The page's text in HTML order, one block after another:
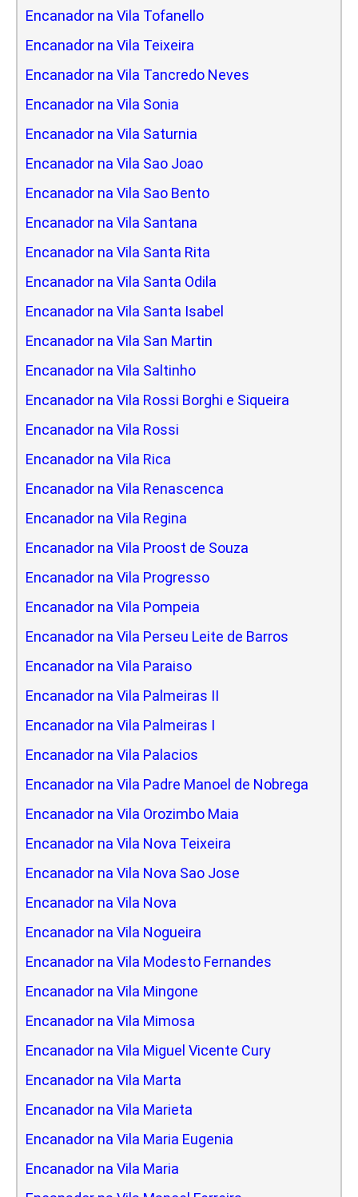
Encanador na Vila Tofanello
Encanador na Vila Teixeira
Encanador na Vila Tancredo Neves
Encanador na Vila Sonia
Encanador na Vila Saturnia
Encanador na Vila Sao Joao
Encanador na Vila Sao Bento
Encanador na Vila Santana
Encanador na Vila Santa Rita
Encanador na Vila Santa Odila
Encanador na Vila Santa Isabel
Encanador na Vila San Martin
Encanador na Vila Saltinho
Encanador na Vila Rossi Borghi e Siqueira
Encanador na Vila Rossi
Encanador na Vila Rica
Encanador na Vila Renascenca
Encanador na Vila Regina
Encanador na Vila Proost de Souza
Encanador na Vila Progresso
Encanador na Vila Pompeia
Encanador na Vila Perseu Leite de Barros
Encanador na Vila Paraiso
Encanador na Vila Palmeiras II
Encanador na Vila Palmeiras I
Encanador na Vila Palacios
Encanador na Vila Padre Manoel de Nobrega
Encanador na Vila Orozimbo Maia
Encanador na Vila Nova Teixeira
Encanador na Vila Nova Sao Jose
Encanador na Vila Nova
Encanador na Vila Nogueira
Encanador na Vila Modesto Fernandes
Encanador na Vila Mingone
Encanador na Vila Mimosa
Encanador na Vila Miguel Vicente Cury
Encanador na Vila Marta
Encanador na Vila Marieta
Encanador na Vila Maria Eugenia
Encanador na Vila Maria